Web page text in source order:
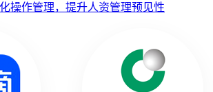
操作管理，提升人资管理预见性